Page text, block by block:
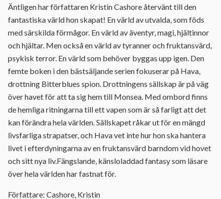
Äntligen har författaren Kristin Cashore återvänt till den
fantastiska värld hon skapat! En värld av utvalda, som föds
med särskilda förmågor. En värld av äventyr, magi, hjältinnor
och hjältar. Men också en värld av tyranner och fruktansvärd,
psykisk terror. En värld som behöver byggas upp igen. Den
femte boken i den bästsäljande serien fokuserar på Hava,
drottning Bitterblues spion. Drottningens sällskap är på väg
över havet för att ta sig hem till Monsea. Med ombord finns
de hemliga ritningarna till ett vapen som är så farligt att det
kan förändra hela världen. Sällskapet råkar ut för en mängd
livsfarliga strapatser, och Hava vet inte hur hon ska hantera
livet i efterdyningarna av en fruktansvärd barndom vid hovet
och sitt nya liv.Fängslande, känsloladdad fantasy som läsare
över hela världen har fastnat för.
Författare: Cashore, Kristin